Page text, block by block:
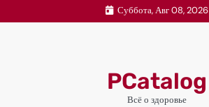
к
Суббота, Авг 08, 2026
PCatalog
Всё о здоровье